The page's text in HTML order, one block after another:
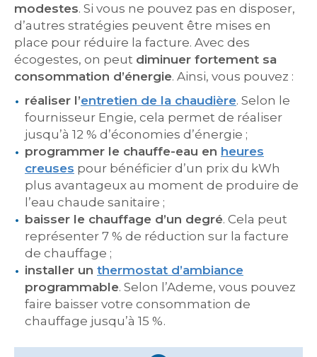
modestes. Si vous ne pouvez pas en disposer,
d’autres stratégies peuvent être mises en
place pour réduire la facture. Avec des
écogestes, on peut diminuer fortement sa
consommation d’énergie. Ainsi, vous pouvez :
réaliser l’entretien de la chaudière. Selon le
fournisseur Engie, cela permet de réaliser
jusqu’à 12 % d’économies d’énergie ;
programmer le chauffe-eau en heures
creuses pour bénéficier d’un prix du kWh
plus avantageux au moment de produire de
l’eau chaude sanitaire ;
baisser le chauffage d’un degré. Cela peut
représenter 7 % de réduction sur la facture
de chauffage ;
installer un thermostat d’ambiance
programmable. Selon l’Ademe, vous pouvez
faire baisser votre consommation de
chauffage jusqu’à 15 %.